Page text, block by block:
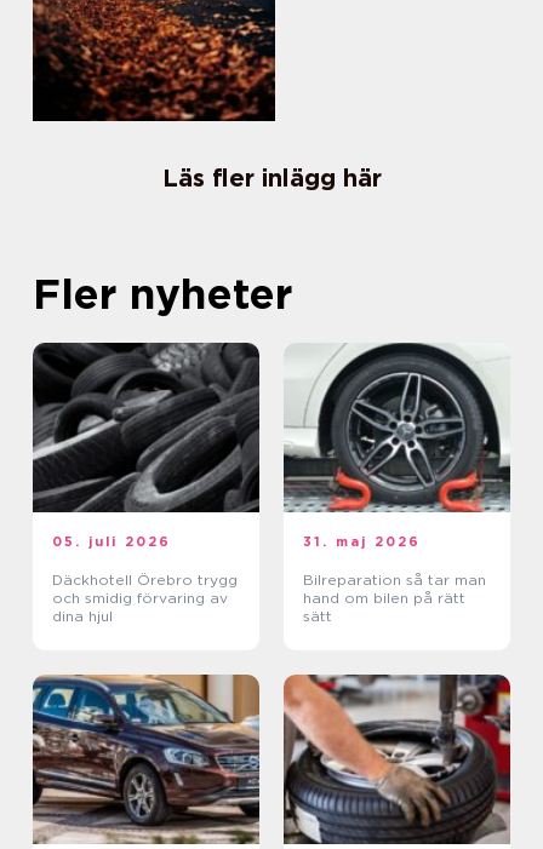
Läs fler inlägg här
Fler nyheter
05. juli 2026
Däckhotell Örebro trygg
och smidig förvaring av
dina hjul
31. maj 2026
Bilreparation så tar man
hand om bilen på rätt
sätt